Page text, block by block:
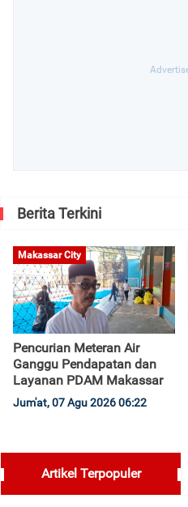
Berita Terkini
Makassar City
Pencurian Meteran Air
Ganggu Pendapatan dan
Layanan PDAM Makassar
Jum'at, 07 Agu 2026 06:22
Artikel Terpopuler